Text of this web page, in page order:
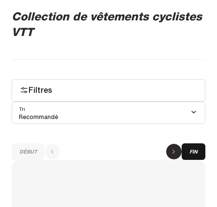
Collection de vêtements cyclistes
VTT
Filtres
Recommandé
Tri
DÉBUT FIN